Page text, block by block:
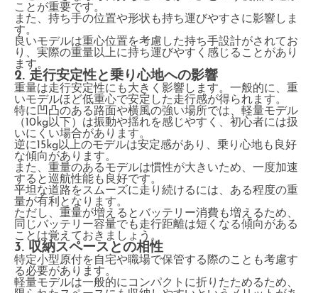
ことが重要です。
また、持ち手の位置や形状も持ち運びやすさに影響しま
す。
良いモデルは重心位置を考慮した持ち手設計がされてお
り、実際の重量以上に持ち運びやすく感じることがあり
ます。
2. 走行安定性と乗り心地への影響
重量は走行安定性にも大きく影響します。一般的に、重
いモデルほど低重心で安定した走行感が得られます。
特に凹凸のある路面や横風の強い場所では、軽量モデル
（10kg以下）は振動や揺れを感じやすく、初心者には扱
いにくい場合があります。
逆に15kg以上のモデルは安定感があり、乗り心地も良好
な傾向があります。
また、重量のあるモデルは慣性が大きいため、一度加速
すると巡航性能も良好です。
平坦な道路をスムーズに走り続けるには、ある程度の重
量が有利となります。
ただし、重量が増えるとバッテリー消費も増えるため、
同じバッテリー容量でも走行距離は短くなる傾向がある
ことは覚えておきましょう。
3. 収納スペースとの相性
特定小型原付を自宅や職場で保管する際のことも考慮す
る必要があります。
軽量モデルは一般的にコンパクトに折りたためるため、